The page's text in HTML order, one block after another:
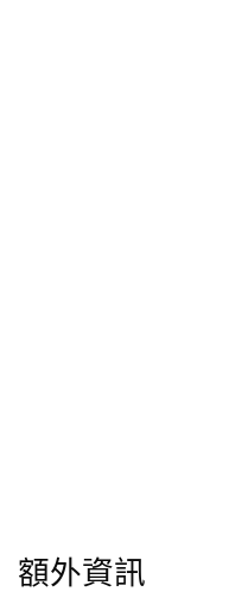
額外資訊